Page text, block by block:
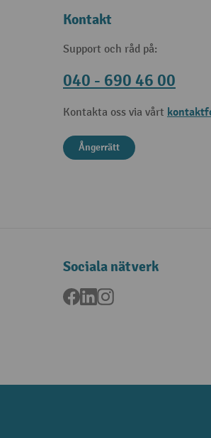
Kontakt
Support och råd på:
040 - 690 46 00
Kontakta oss via vårt
Ångerrätt
Sociala nätverk
Facebook
LinkedInInstagram